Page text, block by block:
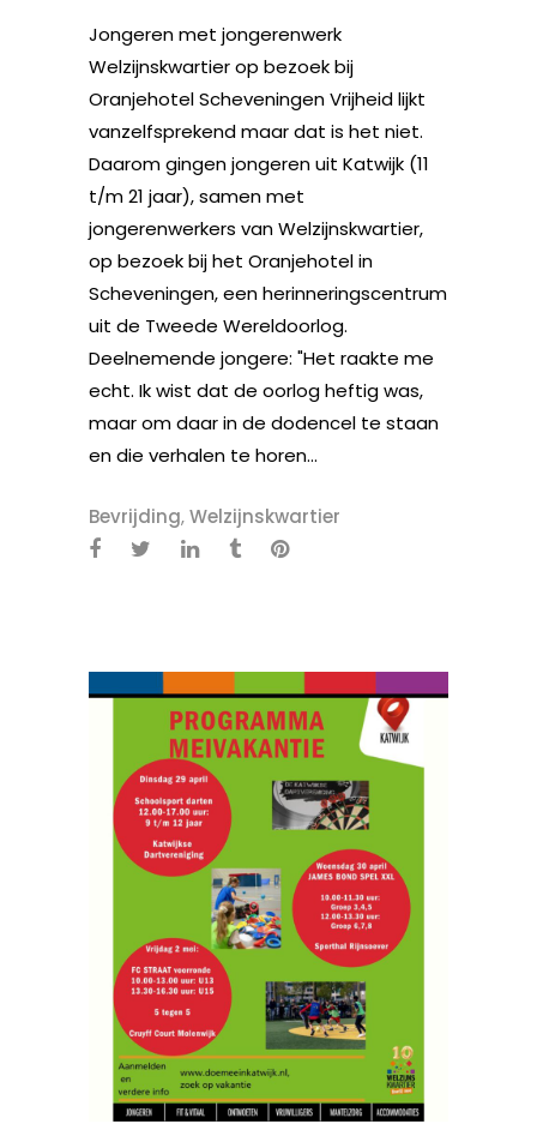
Jongeren met jongerenwerk
Welzijnskwartier op bezoek bij
Oranjehotel Scheveningen Vrijheid lijkt
vanzelfsprekend maar dat is het niet.
Daarom gingen jongeren uit Katwijk (11
t/m 21 jaar), samen met
jongerenwerkers van Welzijnskwartier,
op bezoek bij het Oranjehotel in
Scheveningen, een herinneringscentrum
uit de Tweede Wereldoorlog.
Deelnemende jongere: "Het raakte me
echt. Ik wist dat de oorlog heftig was,
maar om daar in de dodencel te staan
en die verhalen te horen...
Bevrijding,Welzijnskwartier